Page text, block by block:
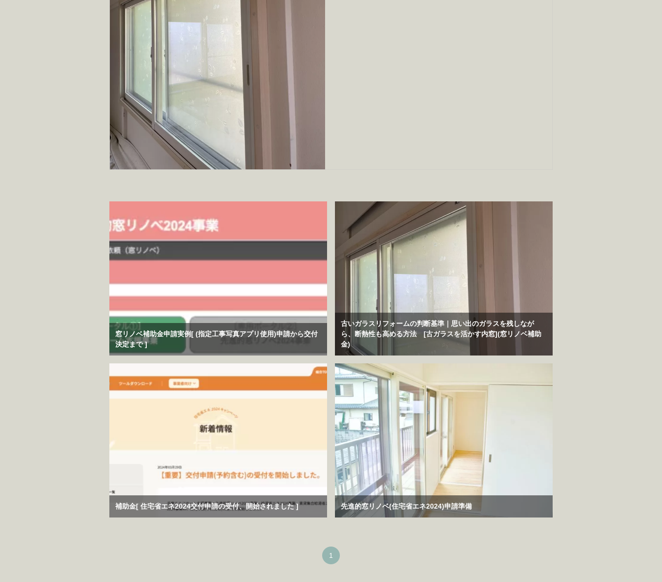
窓リノベ補助金申請実例[ (指定工事写真アプリ使用)申請から交付
決定まで ]
古いガラスリフォームの判断基準｜思い出のガラスを残しなが
ら、断熱性も高める方法 [古ガラスを活かす内窓](窓リノベ補助
金)
補助金[ 住宅省エネ2024交付申請の受付、開始されました ] 先進的窓リノベ(住宅省エネ2024)申請準備
1